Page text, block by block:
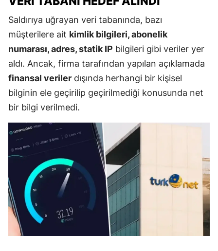
Saldırıya uğrayan veri tabanında, bazı
müşterilere ait kimlik bilgileri, abonelik
numarası, adres, statik IP bilgileri gibi veriler yer
aldı. Ancak, firma tarafından yapılan açıklamada
finansal veriler dışında herhangi bir kişisel
bilginin ele geçirilip geçirilmediği konusunda net
bir bilgi verilmedi.